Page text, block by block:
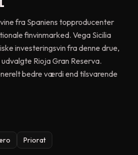
fra Spaniens topproducenter
finvinmarked. Vega Sicilia
investeringsvin fra denne drue,
Rioja Gran Reserva.
bedre værdi end tilsvarende
Priorat